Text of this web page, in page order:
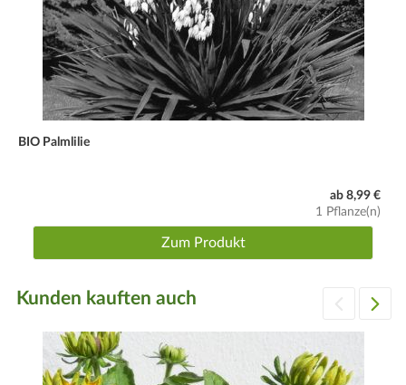
BIO Palmlilie
ab 8,99 €
1 Pflanze(n)
Zum Produkt
Kunden kauften auch